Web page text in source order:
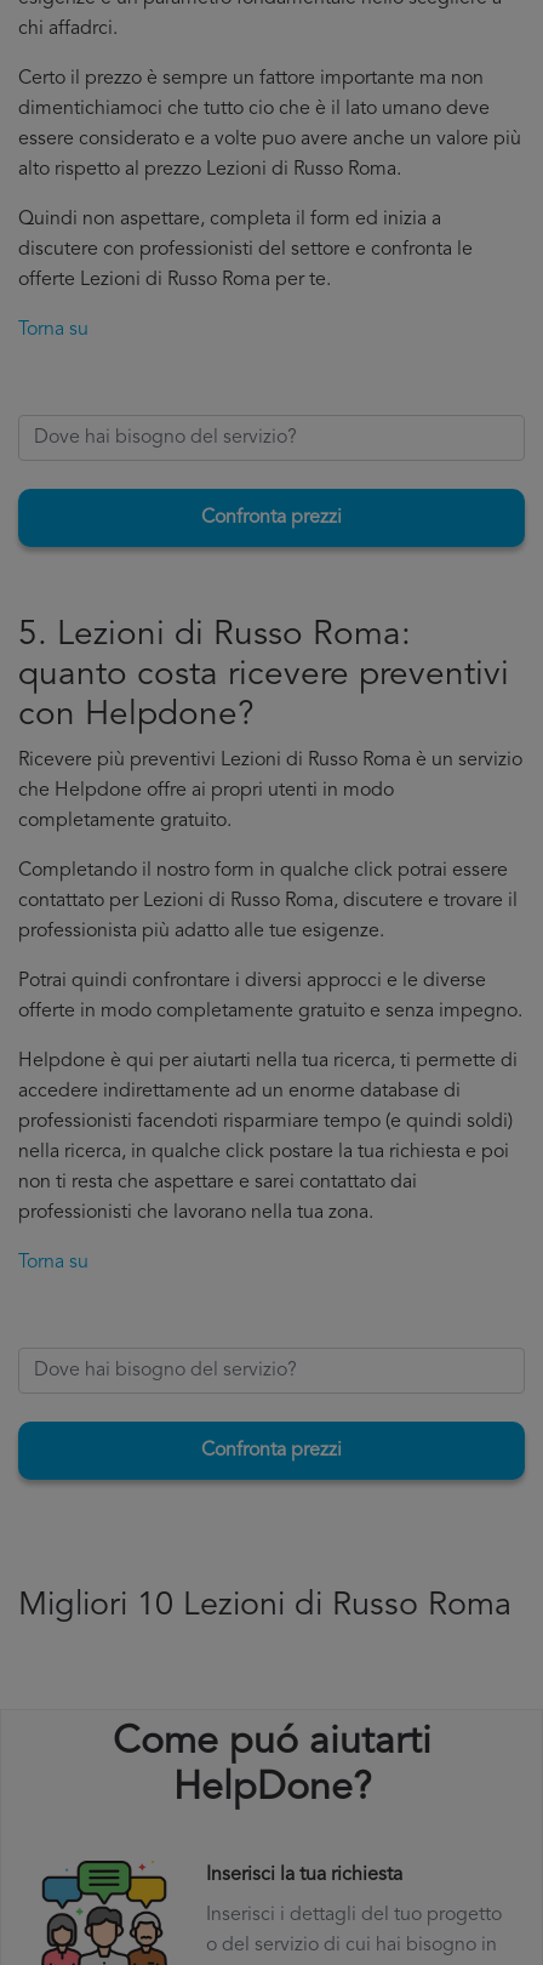
chi affadrci.
Certo il prezzo è sempre un fattore importante ma non
dimentichiamoci che tutto cio che è il lato umano deve
essere considerato e a volte puo avere anche un valore più
alto rispetto al prezzo Lezioni di Russo Roma.
Quindi non aspettare, completa il form ed inizia a
discutere con professionisti del settore e confronta le
offerte Lezioni di Russo Roma per te.
Torna su
Confronta prezzi
5. Lezioni di Russo Roma:
quanto costa ricevere preventivi
con Helpdone?
Ricevere più preventivi Lezioni di Russo Roma è un servizio
che Helpdone offre ai propri utenti in modo
completamente gratuito.
Completando il nostro form in qualche click potrai essere
contattato per Lezioni di Russo Roma, discutere e trovare il
professionista più adatto alle tue esigenze.
Potrai quindi confrontare i diversi approcci e le diverse
offerte in modo completamente gratuito e senza impegno.
Helpdone è qui per aiutarti nella tua ricerca, ti permette di
accedere indirettamente ad un enorme database di
professionisti facendoti risparmiare tempo (e quindi soldi)
nella ricerca, in qualche click postare la tua richiesta e poi
non ti resta che aspettare e sarei contattato dai
professionisti che lavorano nella tua zona.
Torna su
Confronta prezzi
Migliori 10 Lezioni di Russo Roma
Come puó aiutarti
HelpDone?
Inserisci la tua richiesta
Inserisci i dettagli del tuo progetto
o del servizio di cui hai bisogno in